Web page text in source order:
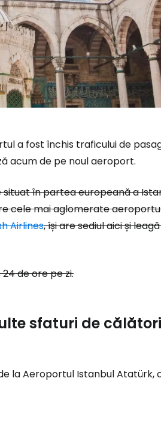
a fost închis traficului de
acum de pe noul aeroport.
în partea europeană a
cele mai aglomerate
Airlines, își are sediul aici și
de ore pe zi.
sfaturi de
la Aeroportul Istanbul
mondială a